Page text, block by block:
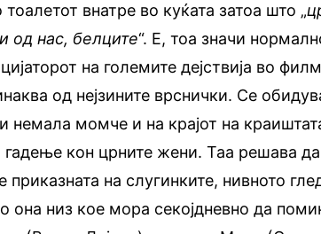
тоалетот внатре во куќата затоа што „
од нас, белците“. Е, тоа значи
на големите дејствија во
од нејзините врснички. Се
немала момче и на крајот на
кон црните жени. Таа решава
приказната на слугинките, нивното
она низ кое мора секојдневно да